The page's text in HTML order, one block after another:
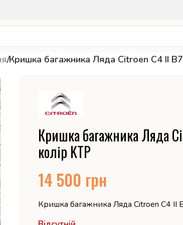
/Кришка багажника Ляда Citroen C4 II B7
Кришка багажника Ляда
колір KTP
14 500 грн
Кришка багажника Ляда Citroen C4 II